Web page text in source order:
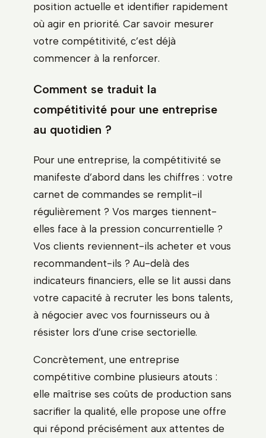
position actuelle et identifier rapidement
où agir en priorité. Car savoir mesurer
votre compétitivité, c’est déjà
commencer à la renforcer.
Comment se traduit la
compétitivité pour une entreprise
au quotidien ?
Pour une entreprise, la compétitivité se
manifeste d’abord dans les chiffres : votre
carnet de commandes se remplit-il
régulièrement ? Vos marges tiennent-
elles face à la pression concurrentielle ?
Vos clients reviennent-ils acheter et vous
recommandent-ils ? Au-delà des
indicateurs financiers, elle se lit aussi dans
votre capacité à recruter les bons talents,
à négocier avec vos fournisseurs ou à
résister lors d’une crise sectorielle.
Concrètement, une entreprise
compétitive combine plusieurs atouts :
elle maîtrise ses coûts de production sans
sacrifier la qualité, elle propose une offre
qui répond précisément aux attentes de